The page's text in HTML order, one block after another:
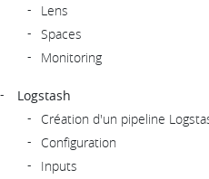
Lens
Spaces
Monitoring
Logstash
Création d'un pipeline
Configuration
Inputs